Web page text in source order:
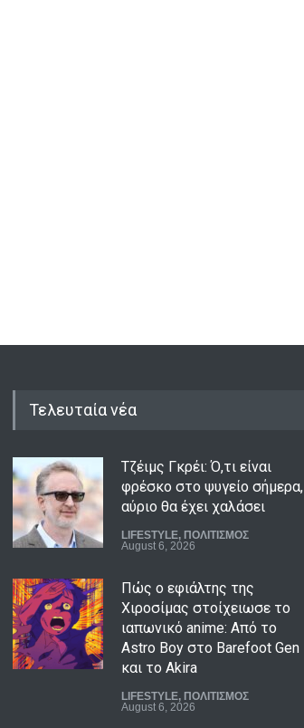
Τελευταία νέα
Τζέιμς Γκρέι: Ό,τι είναι
φρέσκο στο ψυγείο σήμερα,
αύριο θα έχει χαλάσει
LIFESTYLE, ΠΟΛΙΤΙΣΜΟΣ
August 6, 2026
Πώς ο εφιάλτης της
Χιροσίμας στοίχειωσε το
ιαπωνικό anime: Από το
Astro Boy στο Barefoot Gen
και το Akira
LIFESTYLE, ΠΟΛΙΤΙΣΜΟΣ
August 6, 2026